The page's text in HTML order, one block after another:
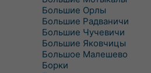
Большие Орлы
Большие Радваничи
Большие Чучевичи
Большие Яковчицы
Большое Малешево
Борки